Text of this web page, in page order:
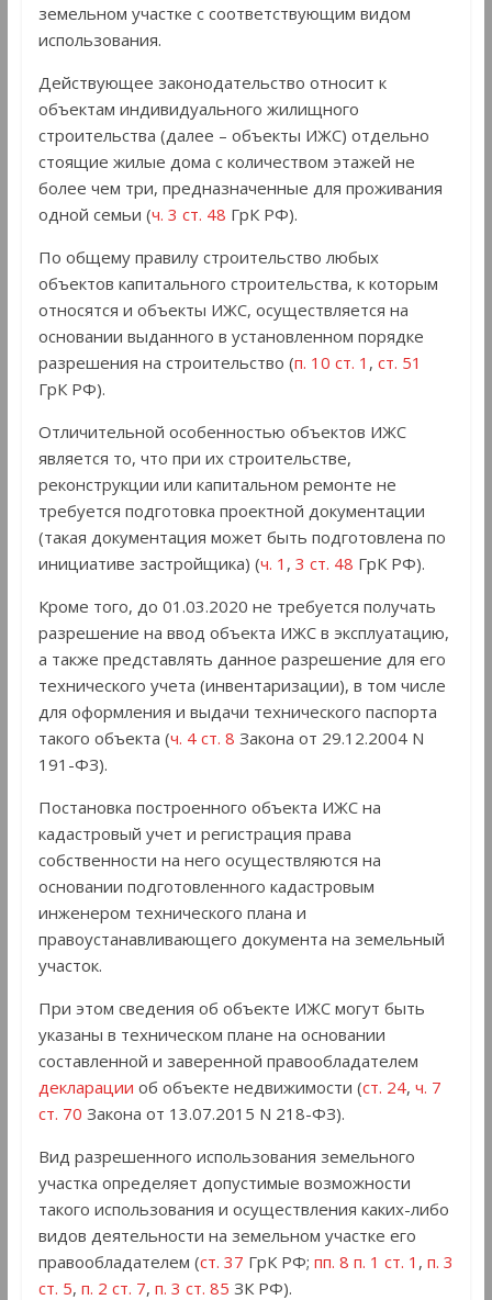
земельном участке с соответствующим видом
использования.
Действующее законодательство относит к
объектам индивидуального жилищного
строительства (далее – объекты ИЖС) отдельно
стоящие жилые дома с количеством этажей не
более чем три, предназначенные для проживания
одной семьи (ч. 3 ст. 48 ГрК РФ).
По общему правилу строительство любых
объектов капитального строительства, к которым
относятся и объекты ИЖС, осуществляется на
основании выданного в установленном порядке
разрешения на строительство (п. 10 ст. 1 , ст. 51
ГрК РФ).
Отличительной особенностью объектов ИЖС
является то, что при их строительстве,
реконструкции или капитальном ремонте не
требуется подготовка проектной документации
(такая документация может быть подготовлена по
инициативе застройщика) (ч. 1 , 3 ст. 48 ГрК РФ).
Кроме того, до 01.03.2020 не требуется получать
разрешение на ввод объекта ИЖС в эксплуатацию,
а также представлять данное разрешение для его
технического учета (инвентаризации), в том числе
для оформления и выдачи технического паспорта
такого объекта (ч. 4 ст. 8 Закона от 29.12.2004 N
191-ФЗ).
Постановка построенного объекта ИЖС на
кадастровый учет и регистрация права
собственности на него осуществляются на
основании подготовленного кадастровым
инженером технического плана и
правоустанавливающего документа на земельный
участок.
При этом сведения об объекте ИЖС могут быть
указаны в техническом плане на основании
составленной и заверенной правообладателем
декларации об объекте недвижимости (ст. 24, ч. 7
ст. 70 Закона от 13.07.2015 N 218-ФЗ).
Вид разрешенного использования земельного
участка определяет допустимые возможности
такого использования и осуществления каких-либо
видов деятельности на земельном участке его
правообладателем (ст. 37 ГрК РФ; пп. 8 п. 1 ст. 1 , п. 3
ст. 5, п. 2 ст. 7, п. 3 ст. 85 ЗК РФ).